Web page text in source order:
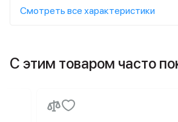
Смотреть все характеристики
С этим товаром часто